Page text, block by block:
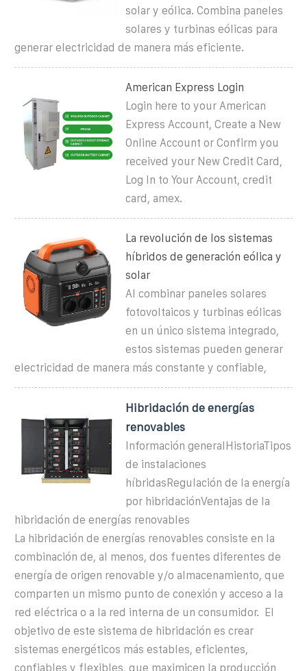
solar y eólica. Combina paneles
solares y turbinas eólicas para
generar electricidad de manera más eficiente.
American Express Login
Login here to your American
Express Account, Create a New
Online Account or Confirm you
received your New Credit Card,
Log In to Your Account, credit
card, amex.
La revolución de los sistemas
híbridos de generación eólica y
solar
Al combinar paneles solares
fotovoltaicos y turbinas eólicas
en un único sistema integrado,
estos sistemas pueden generar
electricidad de manera más constante y confiable,
Hibridación de energías
renovables
Información generalHistoriaTipos
de instalaciones
híbridasRegulación de la energía
por hibridaciónVentajas de la
hibridación de energías renovables
La hibridación de energías renovables consiste en la
combinación de, al menos, dos fuentes diferentes de
energía de origen renovable y/o almacenamiento, que
comparten un mismo punto de conexión y acceso a la
red eléctrica o a la red interna de un consumidor. ​ El
objetivo de este sistema de hibridación es crear
sistemas energéticos más estables, eficientes,
confiables y flexibles, que maximicen la producción